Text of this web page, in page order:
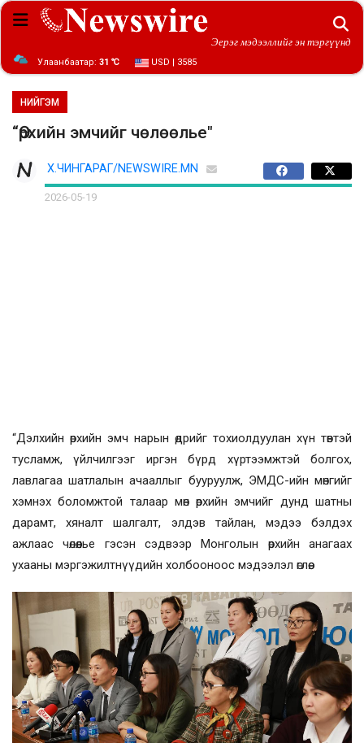
Эерэг мэдээллийг эн тэргүүнд
Улаанбаатар: 31 ℃ USD | 3585
НИЙГЭМ
“Өрхийн эмчийг чөлөөлье"
Х.ЧИНГАРАГ/NEWSWIRE.MN
2026-05-19
“Дэлхийн өрхийн эмч нарын өдрийг тохиолдуулан хүн төвтэй
тусламж, үйлчилгээг иргэн бүрд хүртээмжтэй болгох,
лавлагаа шатлалын ачааллыг бууруулж, ЭМДС-ийн мөнгийг
хэмнэх боломжтой талаар мөн өрхийн эмчийг дунд шатны
дарамт, хяналт шалгалт, элдэв тайлан, мэдээ бэлдэх
ажлаас чөлөөлье гэсэн сэдвээр Монголын өрхийн анагаах
ухааны мэргэжилтнүүдийн холбооноос мэдээлэл өглөө.